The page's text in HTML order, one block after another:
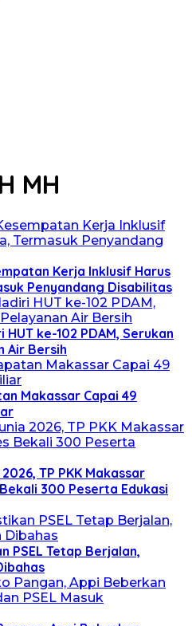
MH
Kerja Inklusif Harus
Penyandang Disabilitas
ke-102 PDAM, Serukan
Air Bersih
Makassar Capai 49
TP PKK Makassar
300 Peserta Edukasi
PSEL Tetap Berjalan,